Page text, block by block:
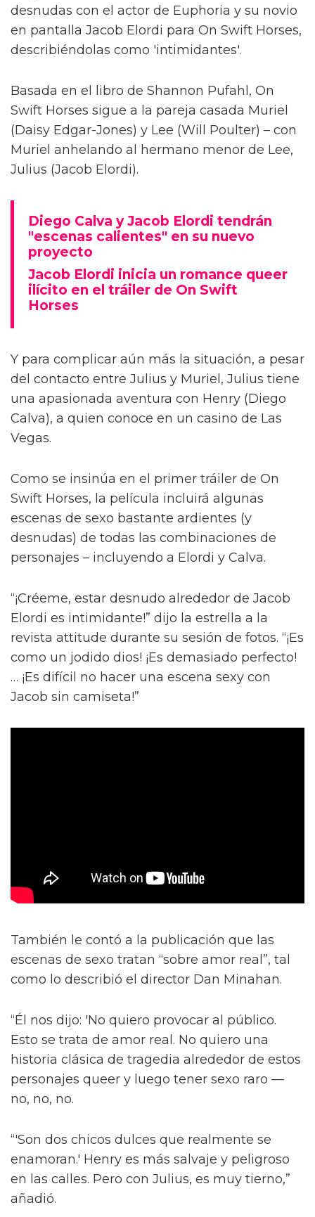
desnudas con el actor de Euphoria y su novio
en pantalla Jacob Elordi para On Swift Horses,
describiéndolas como 'intimidantes'.
Basada en el libro de Shannon Pufahl, On
Swift Horses sigue a la pareja casada Muriel
(Daisy Edgar-Jones) y Lee (Will Poulter) – con
Muriel anhelando al hermano menor de Lee,
Julius (Jacob Elordi).
Diego Calva y Jacob Elordi tendrán
"escenas calientes" en su nuevo
proyecto
Jacob Elordi inicia un romance queer
ilícito en el tráiler de On Swift
Horses
Y para complicar aún más la situación, a pesar
del contacto entre Julius y Muriel, Julius tiene
una apasionada aventura con Henry (Diego
Calva), a quien conoce en un casino de Las
Vegas.
Como se insinúa en el primer tráiler de On
Swift Horses, la película incluirá algunas
escenas de sexo bastante ardientes (y
desnudas) de todas las combinaciones de
personajes – incluyendo a Elordi y Calva.
“¡Créeme, estar desnudo alrededor de Jacob
Elordi es intimidante!” dijo la estrella a la
revista attitude durante su sesión de fotos. “¡Es
como un jodido dios! ¡Es demasiado perfecto!
… ¡Es difícil no hacer una escena sexy con
Jacob sin camiseta!”
También le contó a la publicación que las
escenas de sexo tratan “sobre amor real”, tal
como lo describió el director Dan Minahan.
“Él nos dijo: 'No quiero provocar al público.
Esto se trata de amor real. No quiero una
historia clásica de tragedia alrededor de estos
personajes queer y luego tener sexo raro —
no, no, no.
“'Son dos chicos dulces que realmente se
enamoran.' Henry es más salvaje y peligroso
en las calles. Pero con Julius, es muy tierno,”
añadió.